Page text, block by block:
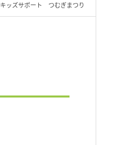
キッズサポート つむぎまつり